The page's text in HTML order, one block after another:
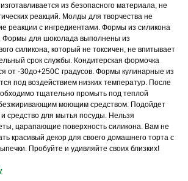
из безопасного материала, не
реакций. Молды для творчества не
реакции с ингредиентами. Формы из силикона
Формы для шоколада выполнены из
силикона, который не токсичен, не впитывает
срок службы. Кондитерская формочка
от -30до+250С градусов. Формы кулинарные из
под воздействием низких температур. После
тщательно промыть под теплой
моющим средством. Подойдет
средство для мытья посуды. Нельзя
царапающие поверхность силикона. Вам не
красивый декор для своего домашнего торта с
Пробуйте и удивляйте своих близких!